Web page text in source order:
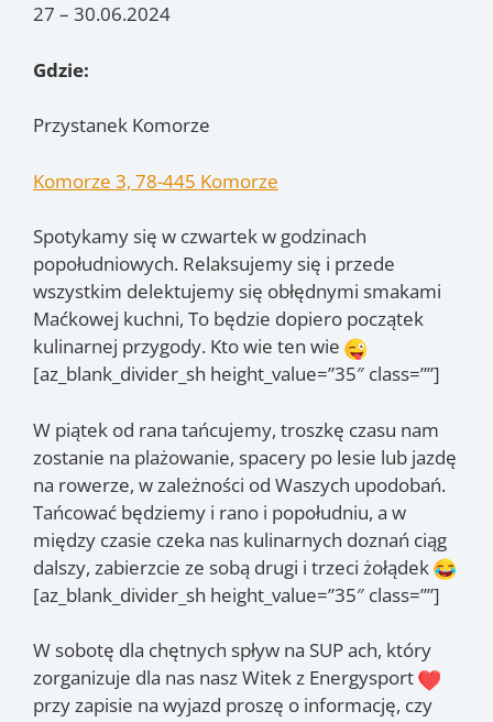
27 – 30.06.2024
Gdzie:
Przystanek Komorze
Komorze 3, 78-445 Komorze
Spotykamy się w czwartek w godzinach
popołudniowych. Relaksujemy się i przede
wszystkim delektujemy się obłędnymi smakami
Maćkowej kuchni, To będzie dopiero początek
kulinarnej przygody. Kto wie ten wie
[az_blank_divider_sh height_value=”35″ class=””]
W piątek od rana tańcujemy, troszkę czasu nam
zostanie na plażowanie, spacery po lesie lub jazdę
na rowerze, w zależności od Waszych upodobań.
Tańcować będziemy i rano i popołudniu, a w
między czasie czeka nas kulinarnych doznań ciąg
dalszy, zabierzcie ze sobą drugi i trzeci żołądek
[az_blank_divider_sh height_value=”35″ class=””]
W sobotę dla chętnych spływ na SUP ach, który
zorganizuje dla nas nasz Witek z Energysport
przy zapisie na wyjazd proszę o informację, czy